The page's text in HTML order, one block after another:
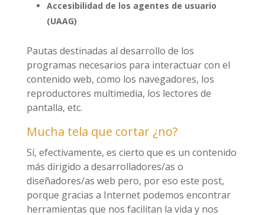
Accesibilidad de los agentes de usuario
(UAAG)
Pautas destinadas al desarrollo de los
programas necesarios para interactuar con el
contenido web, como los navegadores, los
reproductores multimedia, los lectores de
pantalla, etc.
Mucha tela que cortar ¿no?
Sí, efectivamente, es cierto que es un contenido
más dirigido a desarrolladores/as o
diseñadores/as web pero, por eso este post,
porque gracias a Internet podemos encontrar
herramientas que nos facilitan la vida y nos